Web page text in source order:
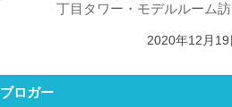
丁目タワー・モデルルーム訪
2020年12月19
ブロガー